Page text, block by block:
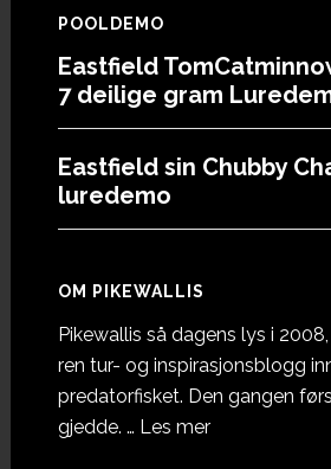
POOLDEMO
Eastfield
7 deilige gram
Eastfield sin Chubby
luredemo
OM PIKEWALLIS
Pikewallis så dagens lys i
ren tur- og inspirasjonsblogg
predatorfisket. Den gangen
gjedde. … Les meromOm